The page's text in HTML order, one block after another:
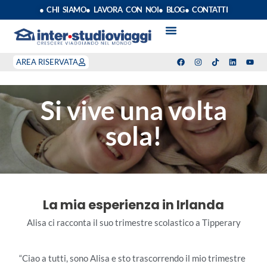
● CHI SIAMO● LAVORA CON NOI● BLOG● CONTATTI
AREA RISERVATA
Si vive una volta
sola!
La mia esperienza in Irlanda
Alisa ci racconta il suo trimestre scolastico a Tipperary
“Ciao a tutti, sono Alisa e sto trascorrendo il mio trimestre